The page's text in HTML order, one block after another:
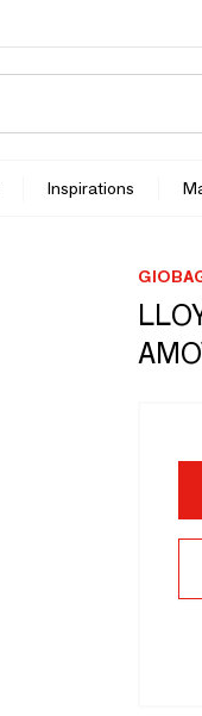
Inspirations